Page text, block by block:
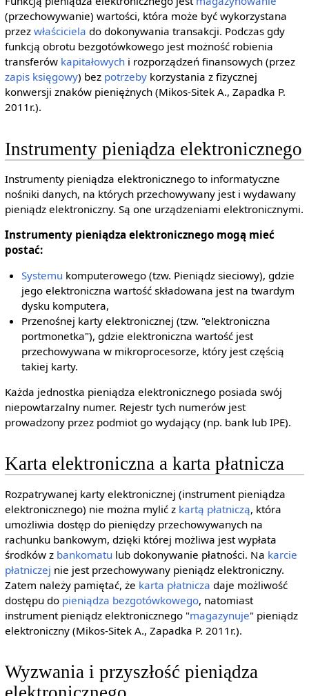
(przechowywanie) wartości, która może być wykorzystana
przez właściciela do dokonywania transakcji. Podczas gdy
funkcją obrotu bezgotówkowego jest możność robienia
transferów kapitałowychi rozporządzeń finansowych (przez
zapis księgowy) bez potrzebykorzystania z fizycznej
konwersji znaków pieniężnych (Mikos-Sitek A., Zapadka P.
2011r.).
Instrumenty pieniądza elektronicznego
Instrumenty pieniądza elektronicznego to informatyczne
nośniki danych, na których przechowywany jest i wydawany
pieniądz elektroniczny. Są one urządzeniami elektronicznymi.
Instrumenty pieniądza elektronicznego mogą mieć
postać:
Systemu komputerowego (tzw. Pieniądz sieciowy), gdzie
jego elektroniczna wartość składowana jest na twardym
dysku komputera,
Przenośnej karty elektronicznej (tzw. "elektroniczna
portmonetka"), gdzie elektroniczna wartość jest
przechowywana w mikroprocesorze, który jest częścią
takiej karty.
Każda jednostka pieniądza elektronicznego posiada swój
niepowtarzalny numer. Rejestr tych numerów jest
prowadzony przez podmiot go wydający (np. bank lub IPE).
Karta elektroniczna a karta płatnicza
Rozpatrywanej karty elektronicznej (instrument pieniądza
elektronicznego) nie można mylić z kartą płatniczą, która
umożliwia dostęp do pieniędzy przechowywanych na
rachunku bankowym, dzięki której możliwa jest wypłata
środków z bankomatu lub dokonywanie płatności. Na karcie
płatniczej nie jest przechowywany pieniądz elektroniczny.
Zatem należy pamiętać, że karta płatnicza daje możliwość
dostępu do pieniądza bezgotówkowego, natomiast
instrument pieniądz elektronicznego "magazynuje" pieniądz
elektroniczny (Mikos-Sitek A., Zapadka P. 2011r.).
Wyzwania i przyszłość pieniądza